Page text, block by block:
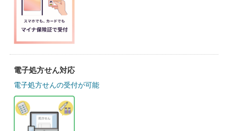
電子処方せん対応
電子処方せんの受付が可能